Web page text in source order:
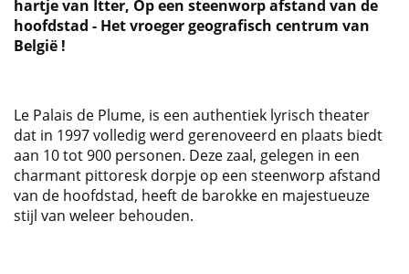
hartje van Itter, Op een steenworp afstand van de
hoofdstad - Het vroeger geografisch centrum van
België !
Le Palais de Plume, is een authentiek lyrisch theater
dat in 1997 volledig werd gerenoveerd en plaats biedt
aan 10 tot 900 personen. Deze zaal, gelegen in een
charmant pittoresk dorpje op een steenworp afstand
van de hoofdstad, heeft de barokke en majestueuze
stijl van weleer behouden.